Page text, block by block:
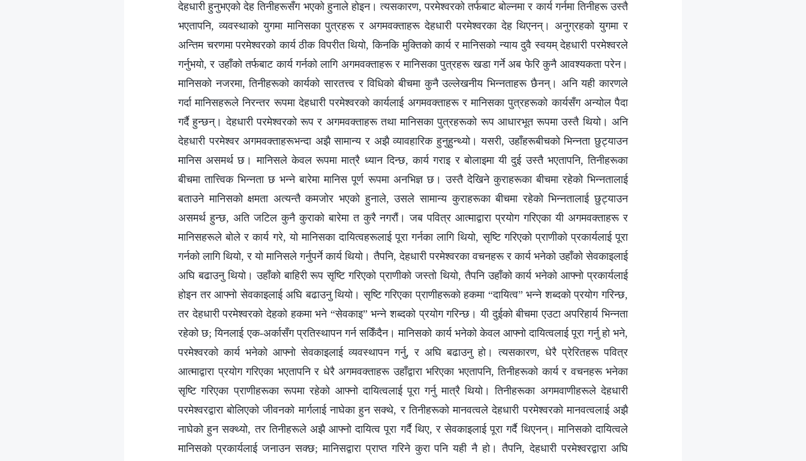
देहधारी हुनुभएको देह तिनीहरूसँग भएको हुनाले होइन। त्यसकारण, परमेश्‍वरको तर्फबाट बोल्नमा र कार्य गर्नमा तिनीहरू उस्तै
भएतापनि, व्यवस्थाको युगमा मानिसका पुत्रहरू र अगमवक्ताहरू देहधारी परमेश्‍वरका देह थिएनन्। अनुग्रहको युगमा र
अन्तिम चरणमा परमेश्‍वरको कार्य ठीक विपरीत थियो, किनकि मुक्तिको कार्य र मानिसको न्याय दुवै स्वयम् देहधारी परमेश्‍वरले
गर्नुभयो, र उहाँको तर्फबाट कार्य गर्नको लागि अगमवक्ताहरू र मानिसका पुत्रहरू खडा गर्ने अब फेरि कुनै आवश्यकता परेन।
मानिसको नजरमा, तिनीहरूको कार्यको सारतत्त्व र विधिको बीचमा कुनै उल्लेखनीय भिन्नताहरू छैनन्। अनि यही कारणले
गर्दा मानिसहरूले निरन्तर रूपमा देहधारी परमेश्‍वरको कार्यलाई अगमवक्ताहरू र मानिसका पुत्रहरूको कार्यसँग अन्योल पैदा
गर्दै हुन्छन्। देहधारी परमेश्‍वरको रूप र अगमवक्ताहरू तथा मानिसका पुत्रहरूको रूप आधारभूत रूपमा उस्तै थियो। अनि
देहधारी परमेश्‍वर अगमवक्ताहरूभन्दा अझै सामान्य र अझै व्यावहारिक हुनुहुन्थ्यो। यसरी, उहाँहरूबीचको भिन्नता छुट्याउन
मानिस असमर्थ छ। मानिसले केवल रूपमा मात्रै ध्यान दिन्छ, कार्य गराइ र बोलाइमा यी दुई उस्तै भएतापनि, तिनीहरूका
बीचमा तात्त्विक भिन्नता छ भन्‍ने बारेमा मानिस पूर्ण रूपमा अनभिज्ञ छ। उस्तै देखिने कुराहरूका बीचमा रहेको भिन्नतालाई
बताउने मानिसको क्षमता अत्यन्तै कमजोर भएको हुनाले, उसले सामान्य कुराहरूका बीचमा रहेको भिन्नतालाई छुट्याउन
असमर्थ हुन्छ, अति जटिल कुनै कुराको बारेमा त कुरै नगरौं। जब पवित्र आत्माद्वारा प्रयोग गरिएका यी अगमवक्ताहरू र
मानिसहरूले बोले र कार्य गरे, यो मानिसका दायित्वहरूलाई पूरा गर्नका लागि थियो, सृष्टि गरिएको प्राणीको प्रकार्यलाई पूरा
गर्नको लागि थियो, र यो मानिसले गर्नुपर्ने कार्य थियो। तैपनि, देहधारी परमेश्‍वरका वचनहरू र कार्य भनेको उहाँको सेवकाइलाई
अघि बढाउनु थियो। उहाँको बाहिरी रूप सृष्टि गरिएको प्राणीको जस्तो थियो, तैपनि उहाँको कार्य भनेको आफ्नो प्रकार्यलाई
होइन तर आफ्नो सेवकाइलाई अघि बढाउनु थियो। सृष्टि गरिएका प्राणीहरूको हकमा “दायित्व” भन्‍ने शब्दको प्रयोग गरिन्छ,
तर देहधारी परमेश्‍वरको देहको हकमा भने “सेवकाइ” भन्‍ने शब्दको प्रयोग गरिन्छ। यी दुईको बीचमा एउटा अपरिहार्य भिन्नता
रहेको छ; यिनलाई एक-अर्कासँग प्रतिस्थापन गर्न सकिँदैन। मानिसको कार्य भनेको केवल आफ्नो दायित्वलाई पूरा गर्नु हो भने,
परमेश्‍वरको कार्य भनेको आफ्नो सेवकाइलाई व्यवस्थापन गर्नु, र अघि बढाउनु हो। त्यसकारण, धेरै प्रेरितहरू पवित्र
आत्माद्वारा प्रयोग गरिएका भएतापनि र धेरै अगमवक्ताहरू उहाँद्वारा भरिएका भएतापनि, तिनीहरूको कार्य र वचनहरू भनेका
सृष्टि गरिएका प्राणीहरूका रूपमा रहेको आफ्नो दायित्वलाई पूरा गर्नु मात्रै थियो। तिनीहरूका अगमवाणीहरूले देहधारी
परमेश्‍वरद्वारा बोलिएको जीवनको मार्गलाई नाघेका हुन सक्थे, र तिनीहरूको मानवत्वले देहधारी परमेश्‍वरको मानवत्वलाई अझै
नाघेको हुन सक्थ्यो, तर तिनीहरूले अझै आफ्नो दायित्व पूरा गर्दै थिए, र सेवकाइलाई पूरा गर्दै थिएनन्। मानिसको दायित्वले
मानिसको प्रकार्यलाई जनाउन सक्छ; मानिसद्वारा प्राप्त गरिने कुरा पनि यही नै हो। तैपनि, देहधारी परमेश्‍वरद्वारा अघि